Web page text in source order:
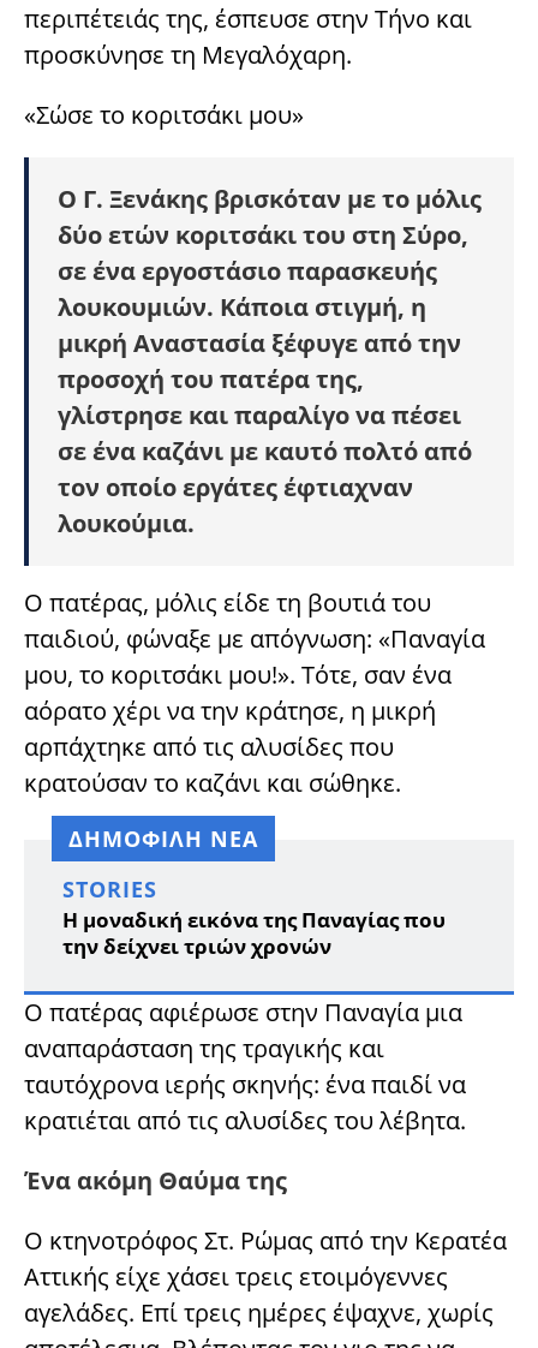
περιπέτειάς της, έσπευσε στην Τήνο και
προσκύνησε τη Μεγαλόχαρη.
«Σώσε το κοριτσάκι μου»
Ο Γ. Ξενάκης βρισκόταν με το μόλις
δύο ετών κοριτσάκι του στη Σύρο,
σε ένα εργοστάσιο παρασκευής
λουκουμιών. Κάποια στιγμή, η
μικρή Αναστασία ξέφυγε από την
προσοχή του πατέρα της,
γλίστρησε και παραλίγο να πέσει
σε ένα καζάνι με καυτό πολτό από
τον οποίο εργάτες έφτιαχναν
λουκούμια.
Ο πατέρας, μόλις είδε τη βουτιά του
παιδιού, φώναξε με απόγνωση: «Παναγία
μου, το κοριτσάκι μου!». Τότε, σαν ένα
αόρατο χέρι να την κράτησε, η μικρή
αρπάχτηκε από τις αλυσίδες που
κρατούσαν το καζάνι και σώθηκε.
ΔΗΜΟΦΙΛΗ ΝΕΑ
STORIES
Η μοναδική εικόνα της Παναγίας που
την δείχνει τριών χρονών
Ο πατέρας αφιέρωσε στην Παναγία μια
αναπαράσταση της τραγικής και
ταυτόχρονα ιερής σκηνής: ένα παιδί να
κρατιέται από τις αλυσίδες του λέβητα.
Ένα ακόμη Θαύμα της
Ο κτηνοτρόφος Στ. Ρώμας από την Κερατέα
Αττικής είχε χάσει τρεις ετοιμόγεννες
αγελάδες. Επί τρεις ημέρες έψαχνε, χωρίς